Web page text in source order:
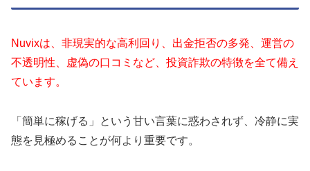
Nuvixは、非現実的な高利回り、出金拒否の多発、運営の
不透明性、虚偽の口コミなど、投資詐欺の特徴を全て備え
ています。
「簡単に稼げる」という甘い言葉に惑わされず、冷静に実
態を見極めることが何より重要です。